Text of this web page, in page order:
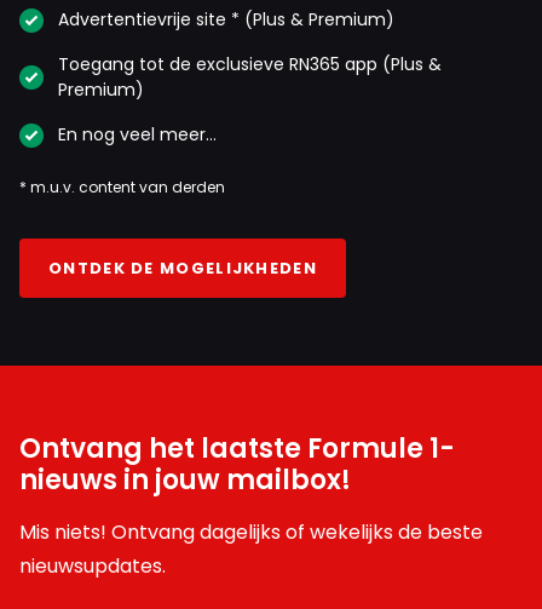
Advertentievrije site * (Plus & Premium)
Toegang tot de exclusieve RN365 app (Plus &
Premium)
En nog veel meer…
* m.u.v. content van derden
ONTDEK DE MOGELIJKHEDEN
Ontvang het laatste Formule 1-
nieuws in jouw mailbox!
Mis niets! Ontvang dagelijks of wekelijks de beste
nieuwsupdates.